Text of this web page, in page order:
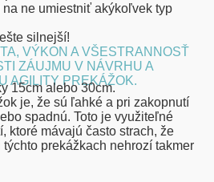
ne umiestniť akýkoľvek typ
silnejší!
VÝKON A VŠESTRANNOSŤ
ZÁUJMU V NÁVRHU A
AGILITY PREKÁŽOK.
15cm alebo 30cm.
je, že sú ľahké a pri zakopnutí
spadnú. Toto je využiteľné
ktoré mávajú často strach, že
prekážkach nehrozí takmer